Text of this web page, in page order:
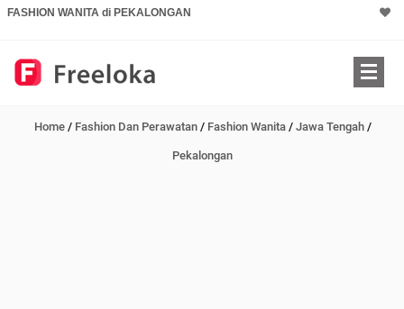
FASHION WANITA di PEKALONGAN
Home/ Fashion Dan Perawatan/ Fashion Wanita/ Jawa Tengah/
Pekalongan